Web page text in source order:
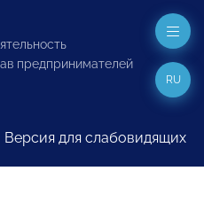
предпринимателей
Версия для слабовидящих
RU